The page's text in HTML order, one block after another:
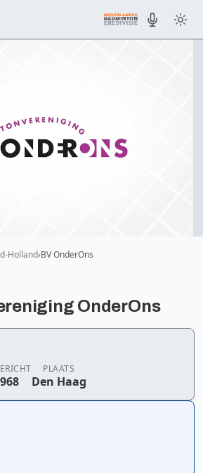
Holland BV OnderOns
OnderOns
PLAATS
Den Haag